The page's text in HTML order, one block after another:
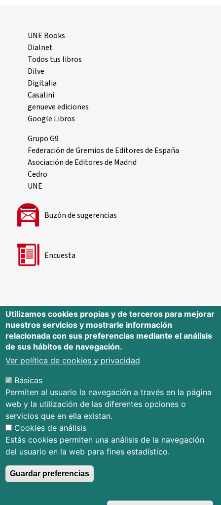
UNE Books
Dialnet
Todos tus libros
Dilve
Digitalia
Casalini
genueve ediciones
Google Libros
Grupo G9
Federación de Gremios de Editores de España
Asociación de Editores de Madrid
Cedro
UNE
Buzón de sugerencias
Encuesta
Editorial Universidad de Cantabria
Edificio Tres Torres, Torre C, planta –1
Avda. Los Castros s/n - 39005
Tfno.: 942 201 087 - 942 201 291
E-mail:publica@unican.es
Términos y condiciones
Mapa Web
Accesibilidad
Utilizamos cookies propias y de terceros para mejorar
nuestros servicios y mostrarle información
relacionada con sus preferencias mediante el análisis
de sus hábitos de navegación.
Ver política de cookies y privacidad
Básicas
Permiten al usuario la navegación a través en la página
web y la utilización de las diferentes opciones o
servicios que en ella existan.
Cookies de análisis
Estás cookies permiten una análisis de la navegación
del usuario en la web para fines estadístico.
Guardar preferencias